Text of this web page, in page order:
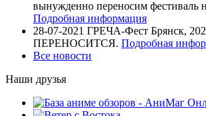
вынужденно переносим фестиваль
Подробная информация
28-07-2021 ГРЕЧА-Фест Брянск,
ПЕРЕНОСИТСЯ. Подробная
Все новости
Наши друзья